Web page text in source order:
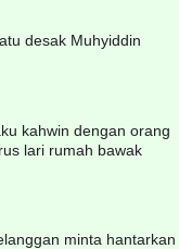
desak Muhyiddin
kahwin dengan orang
lari rumah bawak
minta hantarkan